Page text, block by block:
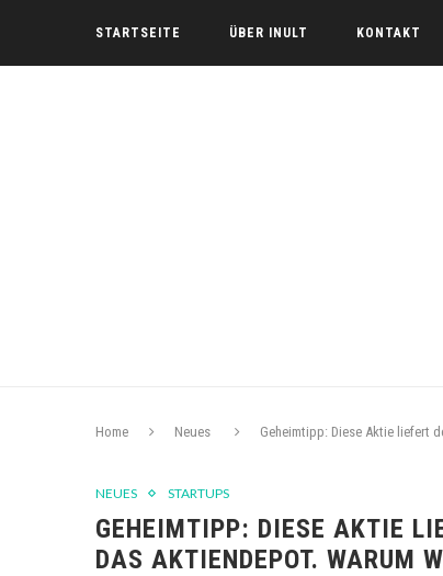
STARTSEITE ÜBER INULT KONTAKT
Home Neues Geheimtipp: Diese Aktie liefert
NEUES STARTUPS
GEHEIMTIPP: DIESE AKTIE
DAS AKTIENDEPOT. WARUM